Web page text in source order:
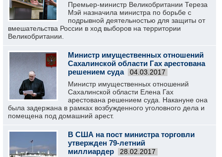
Премьер-министр Великобритании Тереза
Мэй назначила министра по борьбе с
подрывной деятельностью для защиты от
вмешательства России в ход выборов на территории
Великобритании.
Министр имущественных отношений
Сахалинской области Гах арестована
решением суда
04.03.2017
Министр имущественных отношений
Сахалинской области Елена Гах
арестована решением суда. Накануне она
была задержана в рамках возбужденного уголовного дела и
помещена под домашний арест.
В США на пост министра торговли
утвержден 79-летний
миллиардер
28.02.2017